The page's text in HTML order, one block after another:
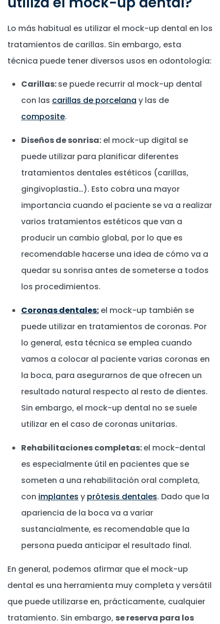
Lo más habitual es utilizar el mock-up dental en los
tratamientos de carillas. Sin embargo, esta
técnica puede tener diversos usos en odontología:
Carillas:se puede recurrir al mock-up dental
con las carillas de porcelana y las de
composite.
Diseños de sonrisa: el mock-up digital se
puede utilizar para planificar diferentes
tratamientos dentales estéticos (carillas,
gingivoplastia…). Esto cobra una mayor
importancia cuando el paciente se va a realizar
varios tratamientos estéticos que van a
producir un cambio global, por lo que es
recomendable hacerse una idea de cómo va a
quedar su sonrisa antes de someterse a todos
los procedimientos.
Coronas dentales: el mock-up también se
puede utilizar en tratamientos de coronas. Por
lo general, esta técnica se emplea cuando
vamos a colocar al paciente varias coronas en
la boca, para asegurarnos de que ofrecen un
resultado natural respecto al resto de dientes.
Sin embargo, el mock-up dental no se suele
utilizar en el caso de coronas unitarias.
Rehabilitaciones completas:el mock-dental
es especialmente útil en pacientes que se
someten a una rehabilitación oral completa,
con implantes y prótesis dentales. Dado que la
apariencia de la boca va a variar
sustancialmente, es recomendable que la
persona pueda anticipar el resultado final.
En general, podemos afirmar que el mock-up
dental es una herramienta muy completa y versátil
que puede utilizarse en, prácticamente, cualquier
tratamiento. Sin embargo, se reserva para los